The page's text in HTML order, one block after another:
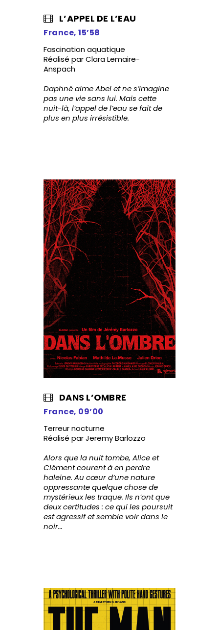
L’APPEL DE L’EAU
France, 15’58
Fascination aquatique
Réalisé par Clara Lemaire-
Anspach
Daphné aime Abel et ne s’imagine
pas une vie sans lui. Mais cette
nuit-là, l’appel de l’eau se fait de
plus en plus irrésistible.
DANS L’OMBRE
France, 09’00
Terreur nocturne
Réalisé par Jeremy Barlozzo
Alors que la nuit tombe, Alice et
Clément courent à en perdre
haleine. Au cœur d’une nature
oppressante quelque chose de
mystérieux les traque. Ils n’ont que
deux certitudes : ce qui les poursuit
est agressif et semble voir dans le
noir…